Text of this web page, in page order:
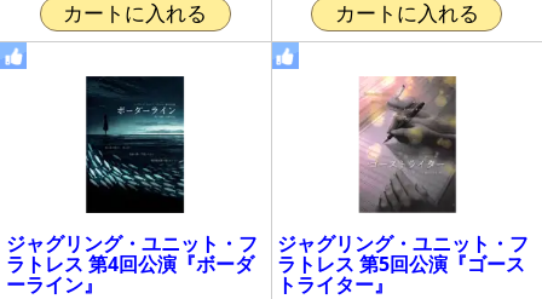
カートに入れる カートに入れる
ジャグリング・ユニット・フ
ラトレス 第4回公演『ボーダ
ーライン』
ジャグリング・ユニット・フ
ラトレス 第5回公演『ゴース
トライター』